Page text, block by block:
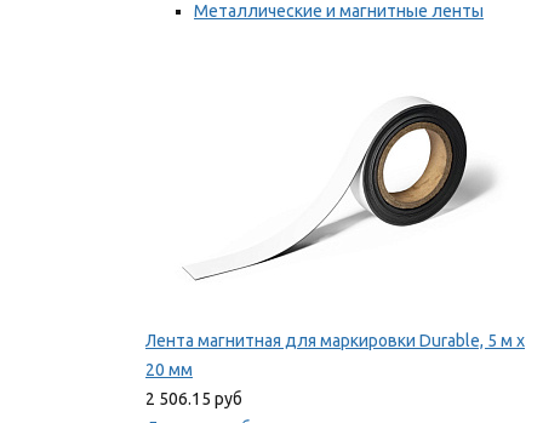
Металлические и магнитные ленты
Лента магнитная для маркировки Durable, 5 м х
20 мм
2 506.15 руб